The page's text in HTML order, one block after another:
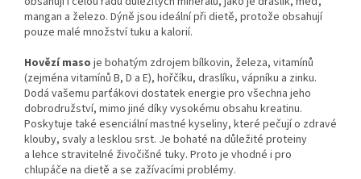
mangan a železo. Dýně jsou ideální při dietě, protože obsahují
pouze malé množství tuku a kalorií.
Hovězí maso je bohatým zdrojem bílkovin, železa, vitamínů
(zejména vitamínů B, D a E), hořčíku, draslíku, vápníku a zinku.
Dodá vašemu parťákovi dostatek energie pro všechna jeho
dobrodružství, mimo jiné díky vysokému obsahu kreatinu.
Poskytuje také esenciální mastné kyseliny, které pečují o zdravé
klouby, svaly a lesklou srst. Je bohaté na důležité proteiny
a lehce stravitelné živočišné tuky. Proto je vhodné i pro
chlupáče na dietě a se zažívacími problémy.